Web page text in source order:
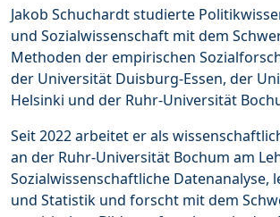
Jakob Schuchardt studierte
und Sozialwissenschaft mit dem
Methoden der empirischen
der Universität Duisburg-Essen, der
Helsinki und der Ruhr-Universität
Seit 2022 arbeitet er als
an der Ruhr-Universität Bochum am
Sozialwissenschaftliche Datenanalyse,
und Statistik und forscht mit dem